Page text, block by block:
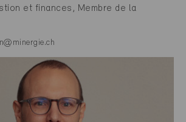
et finances, Membre de la